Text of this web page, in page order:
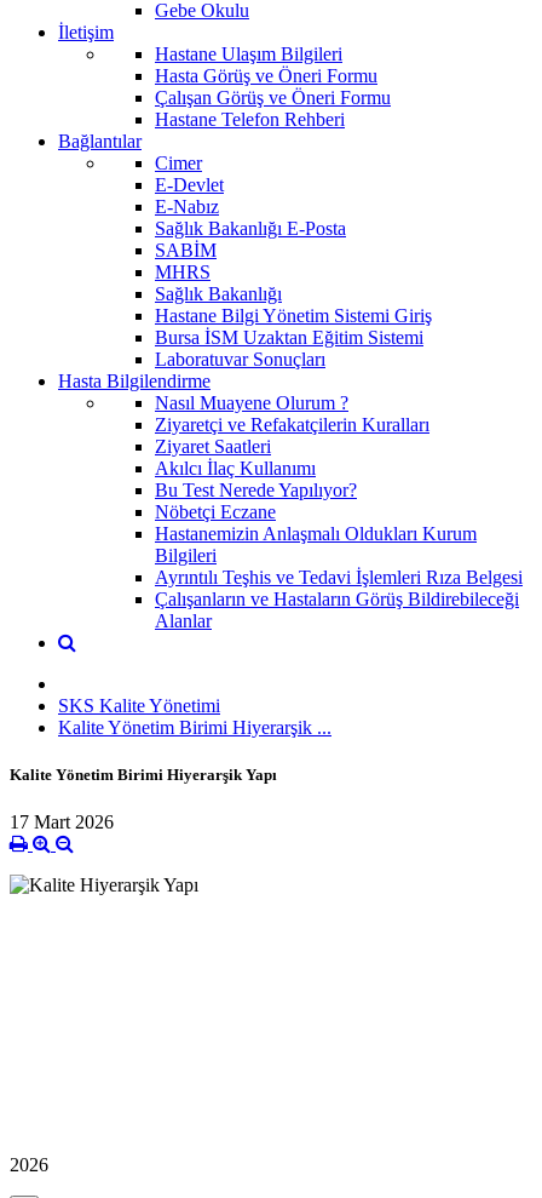
Gebe Okulu
İletişim
Hastane Ulaşım Bilgileri
Hasta Görüş ve Öneri Formu
Çalışan Görüş ve Öneri Formu
Hastane Telefon Rehberi
Bağlantılar
Cimer
E-Devlet
E-Nabız
Sağlık Bakanlığı E-Posta
SABİM
MHRS
Sağlık Bakanlığı
Hastane Bilgi Yönetim Sistemi Giriş
Bursa İSM Uzaktan Eğitim Sistemi
Laboratuvar Sonuçları
Hasta Bilgilendirme
Nasıl Muayene Olurum ?
Ziyaretçi ve Refakatçilerin Kuralları
Ziyaret Saatleri
Akılcı İlaç Kullanımı
Bu Test Nerede Yapılıyor?
Nöbetçi Eczane
Hastanemizin Anlaşmalı Oldukları Kurum
Bilgileri
Ayrıntılı Teşhis ve Tedavi İşlemleri Rıza Belgesi
Çalışanların ve Hastaların Görüş Bildirebileceği
Alanlar
SKS Kalite Yönetimi
Kalite Yönetim Birimi Hiyerarşik ...
Kalite Yönetim Birimi Hiyerarşik Yapı
17 Mart 2026
2026